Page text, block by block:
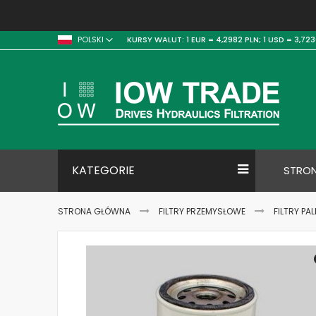
POLSKI KURSY WALUT: 1 EUR = 4,2982 PLN; 1 USD =
KATEGORIE
STRONA GŁÓWNA FILTRY PRZEMYSŁOWE FILTRY